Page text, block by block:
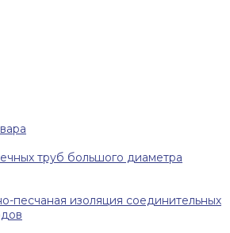
труб большого диаметра
песчаная изоляция соединительных